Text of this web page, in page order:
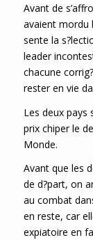
Avant de
avaient mordu
sente la
leader
chacune
rester en vie
Les deux pays
prix chiper le
Monde.
Avant que les
de d?part, on
au combat
en reste, car
expiatoire en